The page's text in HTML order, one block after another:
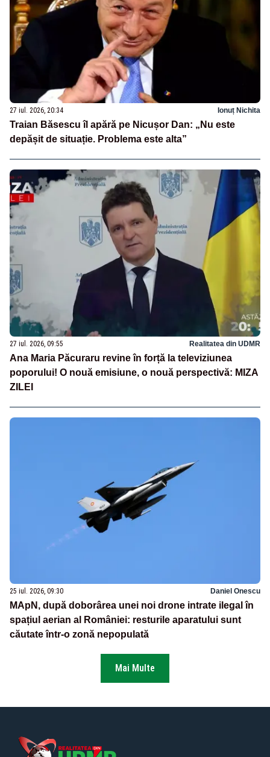
27 iul. 2026, 20:34 Ionuț Nichita
Traian Băsescu îl apără pe Nicușor Dan: „Nu este
depășit de situație. Problema este alta”
27 iul. 2026, 09:55 Realitatea din UDMR
Ana Maria Păcuraru revine în forță la televiziunea
poporului! O nouă emisiune, o nouă perspectivă: MIZA
ZILEI
25 iul. 2026, 09:30 Daniel Onescu
MApN, după doborârea unei noi drone intrate ilegal în
spațiul aerian al României: resturile aparatului sunt
căutate într-o zonă nepopulată
Mai Multe